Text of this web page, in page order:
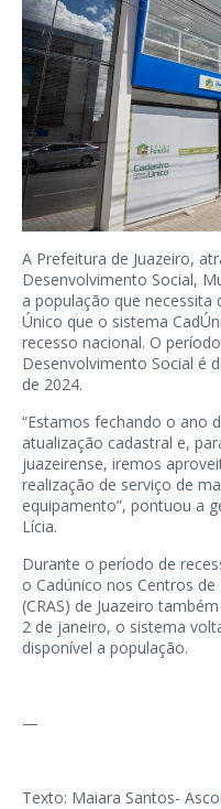
A Prefeitura de Juazeiro,
Desenvolvimento Social,
a população que
Único que o sistema
recesso nacional. O
Desenvolvimento Social é
de 2024.
“Estamos fechando o ano
atualização cadastral e,
juazeirense, iremos
realização de serviço de
equipamento”, pontuou a
Lícia.
Durante o período de
o Cadúnico nos Centros
(CRAS) de Juazeiro
2 de janeiro, o sistema
disponível a população.
—
Texto: Maiara Santos-